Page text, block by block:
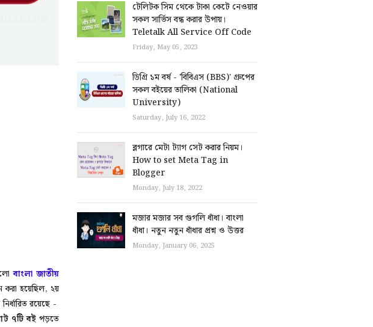
বাংলা জাতীয়
করা হয়েছিল, ২য়
রয়েছে -
৭টি বইপড়তে
টেলিটক সিম থেকে টাকা কেটে নেওয়ার
সকল সার্ভিস বন্ধ করার উপায়।
Teletalk All Service Off Code
Friday, May 05, 2023
ডিগ্রি ১ম বর্ষ - 'বিবিএস (BBS)' গ্রুপের
সকল বইয়ের তালিকা (National
University)
Saturday, July 16, 2022
ব্লগারে মেটা ট্যাগ সেট করার নিয়ম।
How to set Meta Tag in
Blogger
Monday, July 18, 2022
মজার মজার সব গুগলি ধাঁধা। বাংলা
ধাঁধা। নতুন নতুন ধাঁধার প্রশ্ন ও উত্তর
Monday, January 06, 2025